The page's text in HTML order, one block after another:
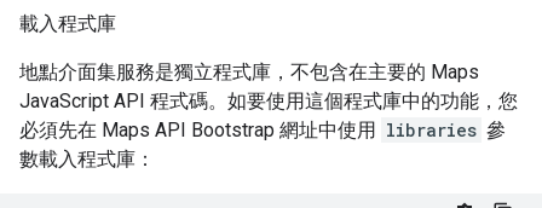
載入程式庫
地點介面集服務是獨立程式庫，不包含在主要的 Maps
JavaScript API 程式碼。如要使用這個程式庫中的功能，您
必須先在 Maps API Bootstrap 網址中使用 libraries 參
數載入程式庫：